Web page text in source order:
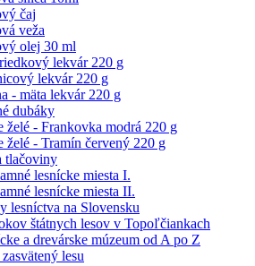
čaj
veža
olej 30 ml
lekvár 220 g
lekvár 220 g
- mäta lekvár 220 g
dubáky
želé - Frankovka modrá 220 g
želé - Tramín červený 220 g
tlačoviny
lesnícke miesta I.
lesnícke miesta II.
lesníctva na Slovensku
štátnych lesov v Topoľčiankach
a drevárske múzeum od A po Z
lesu